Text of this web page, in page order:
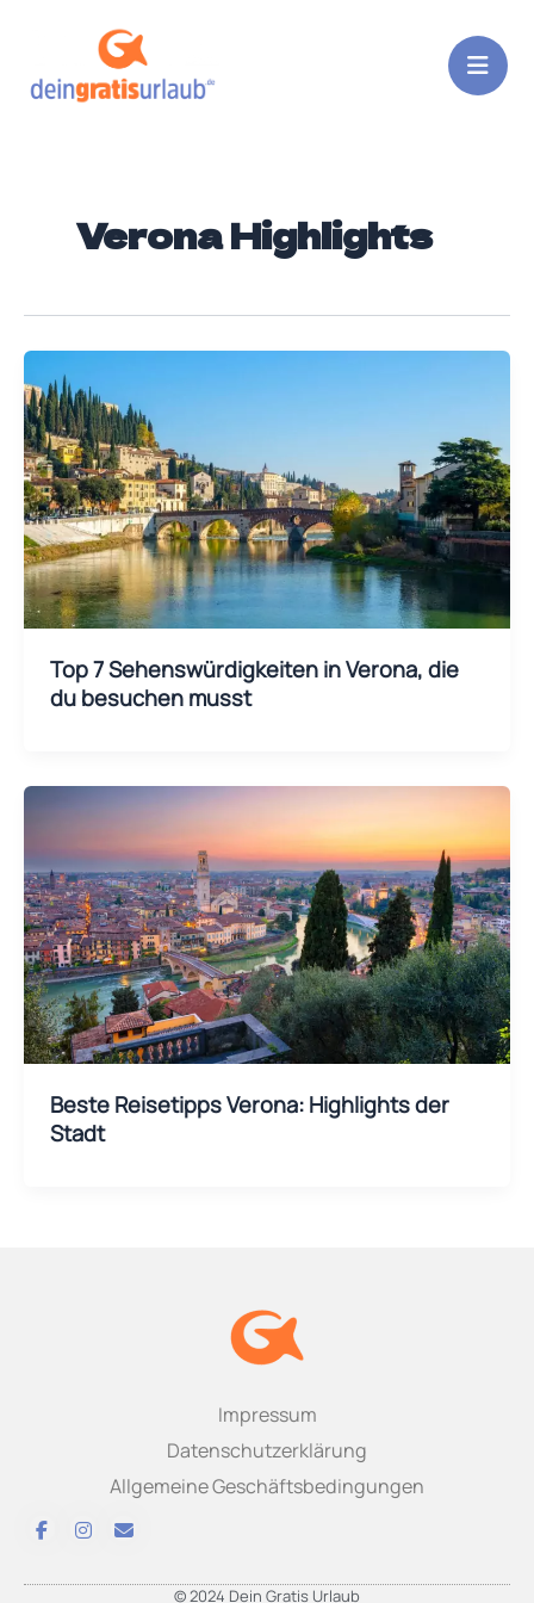
Verona Highlights
Top 7 Sehenswürdigkeiten in Verona, die
du besuchen musst
Beste Reisetipps Verona: Highlights der
Stadt
Impressum
Datenschutzerklärung
Allgemeine Geschäftsbedingungen
© 2024 Dein Gratis Urlaub